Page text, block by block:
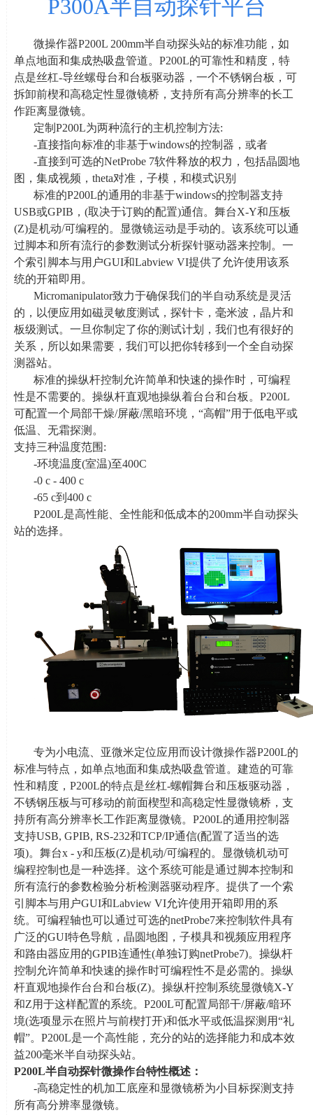
P300A半自动探针平台
微操作器P200L 200mm半自动探头站的标准功能，如
单点地面和集成热吸盘管道。 P200L的可靠性和精度，特
点是丝杠-导丝螺母台和台板驱动器，一个不锈钢台板，可
拆卸前楔和高稳定性显微镜桥，支持所有高分辨率的长工
作距离显微镜。
定制 P200L为两种流行的主机控制方法:
-直接指向标准的非基于windows的控制器，或者
-直接到可选的NetProbe 7软件释放的权力，包括晶圆地
图，集成视频， theta对准，子模，和模式识别
标准的P200L的通用的非基于windows的控制器支持
USB或GPIB ， (取决于订购的配置)通信。舞台X-Y和压板
(Z)是机动/可编程的。显微镜运动是手动的。该系统可以通
过脚本和所有流行的参数测试分析探针驱动器来控制。一
个索引脚本与用户GUI和Labview VI提供了允许使用该系
统的开箱即用。
Micromanipulator致力于确保我们的半自动系统是灵活
的，以便应用如磁灵敏度测试，探针卡，毫米波，晶片和
板级测试。一旦你制定了你的测试计划，我们也有很好的
关系，所以如果需要，我们可以把你转移到一个全自动探
测器站。
标准的操纵杆控制允许简单和快速的操作时，可编程
性是不需要的。操纵杆直观地操纵着台台和台板。 P200L
可配置一个局部干燥/屏蔽/黑暗环境，“高帽”用于低电平或
低温、无霜探测。
支持三种温度范围 :
-环境温度(室温)至400C
-0 c - 400 c
-65 c到 400 c
P200L是高性能、全性能和低成本的200mm半自动探头
站的选择。
专为小电流、亚微米定位应用而设计微操作器P200L的
标准与特点，如单点地面和集成热吸盘管道。建造的可靠
性和精度， P200L的特点是丝杠-螺帽舞台和压板驱动器，
不锈钢压板与可移动的前面楔型和高稳定性显微镜桥，支
持所有高分辨率长工作距离显微镜。 P200L的通用控制器
支持USB, GPIB, RS-232和TCP/IP通信(配置了适当的选
项)。舞台x - y和压板(Z)是机动/可编程的。显微镜机动可
编程控制也是一种选择。这个系统可能是通过脚本控制和
所有流行的参数检验分析检测器驱动程序。提供了一个索
引脚本与用户GUI和Labview VI允许使用开箱即用的系
统。可编程轴也可以通过可选的netProbe7来控制软件具有
广泛的GUI特色导航，晶圆地图，子模具和视频应用程序
和路由器应用的GPIB连通性(单独订购netProbe7)。操纵杆
控制允许简单和快速的操作时可编程性不是必需的。操纵
杆直观地操作台台和台板(Z)。操纵杆控制系统显微镜X-Y
和Z用于这样配置的系统。 P200L可配置局部干/屏蔽/暗环
境(选项显示在照片与前楔打开)和低水平或低温探测用“礼
帽”。 P200L是一个高性能，充分的站的选择能力和成本效
益200毫米半自动探头站。
P200L半自动探针微操作台特性概述：
-高稳定性的机加工底座和显微镜桥为小目标探测支持
所有高分辨率显微镜。